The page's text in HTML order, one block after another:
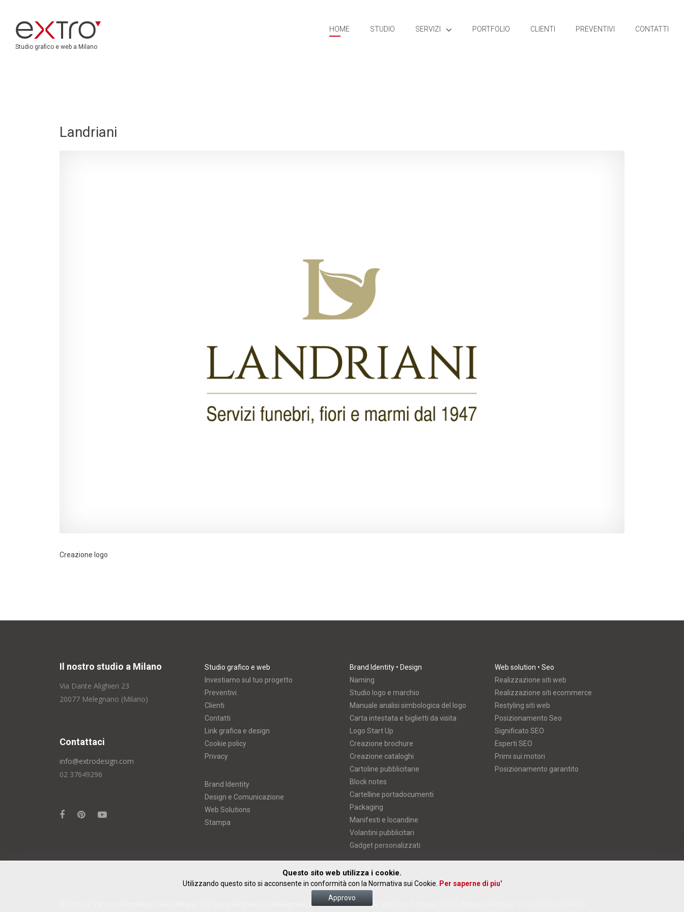
Studio grafico e web a Milano
HOME STUDIO SERVIZI PORTFOLIO CLIENTI PREVENTIVI CONTATTI
Landriani
Creazione logo
Il nostro studio a Milano
Via Dante Alighieri 23
20077 Melegnano (Milano)
Contattaci
info@extrodesign.com
02 37649296
Studio grafico e web
Investiamo sul tuo progetto
Preventivi
Clienti
Contatti
Link grafica e design
Cookie policy
Privacy
Brand Identity
Design e Comunicazione
Web Solutions
Stampa
Brand Identity • Design
Naming
Studio logo e marchio
Manuale analisi simbologica del logo
Carta intestata e biglietti da visita
Logo Start Up
Creazione brochure
Creazione cataloghi
Cartoline pubblicitarie
Block notes
Cartelline portadocumenti
Packaging
Manifesti e locandine
Volantini pubblicitari
Gadget personalizzati
Web solution • Seo
Realizzazione siti web
Realizzazione siti ecommerce
Restyling siti web
Posizionamento Seo
Significato SEO
Esperti SEO
Primi sui motori
Posizionamento garantito
© Extrò di Vannacci Annalisa • Sede Milano: Via Dante Alighieri 23, Melegnano (Milano) • Sede legale: Via Prov. Pratese 154/D, Agliana (Pistoia) • P iva IT01612040475
Questo sito web utilizza i cookie.
Utilizzando questo sito si acconsente in conformità con la Normativa sui Cookie.
Per saperne di piu'
Approvo